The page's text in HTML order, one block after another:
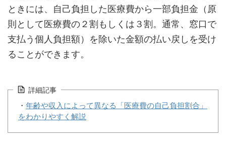
ときには、自己負担した医療費から一部負担金（原
則として医療費の２割もしくは３割。通常、窓口で
支払う個人負担額）を除いた金額の払い戻しを受け
ることができます。
詳細記事
・ 年齢や収入によって異なる「医療費の自己負担割合」
をわかりやすく解説